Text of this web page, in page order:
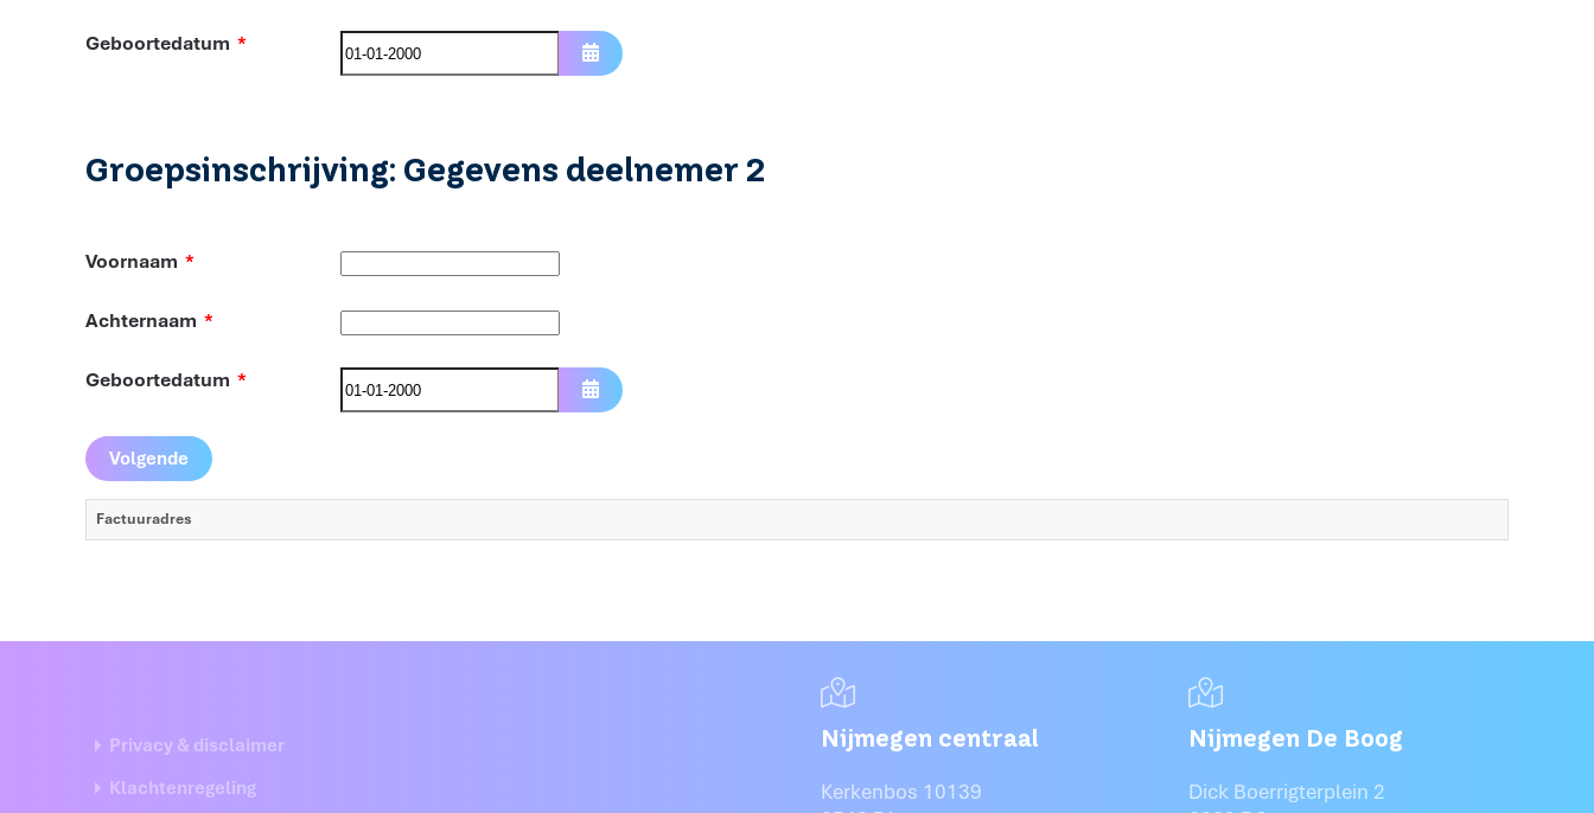
Geboortedatum *
Groepsinschrijving: Gegevens deelnemer 2
Voornaam *
Achternaam *
Geboortedatum *
Factuuradres
Privacy & disclaimer
Klachtenregeling
Nijmegen centraal
Kerkenbos 10139
Nijmegen De Boog
Dick Boerrigterplein 2